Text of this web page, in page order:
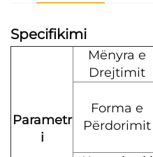
Specifikimi
Parametr
i
Mënyra e
Drejtimit
Forma e
Përdorimit